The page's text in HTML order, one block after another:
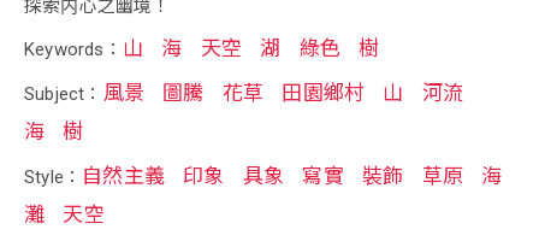
探索内心之幽境！
Keywords： 山 海 天空 湖 綠色 樹
Subject： 風景 圖騰 花草 田園鄉村 山
河流
海
樹
Style： 自然主義 印象 具象 寫實 裝飾 草原
海
灘
天空